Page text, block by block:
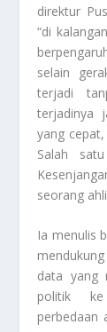
direktur
“di
selain
terjadi
terjadinya
yang
Salah
seorang
Ia menulis
data yang
politik ke
perbedaan